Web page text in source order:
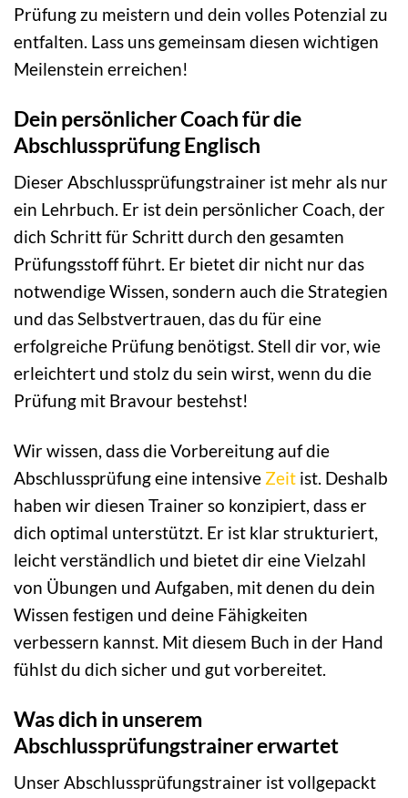
Prüfung zu meistern und dein volles Potenzial zu
entfalten. Lass uns gemeinsam diesen wichtigen
Meilenstein erreichen!
Dein persönlicher Coach für die
Abschlussprüfung Englisch
Dieser Abschlussprüfungstrainer ist mehr als nur
ein Lehrbuch. Er ist dein persönlicher Coach, der
dich Schritt für Schritt durch den gesamten
Prüfungsstoff führt. Er bietet dir nicht nur das
notwendige Wissen, sondern auch die Strategien
und das Selbstvertrauen, das du für eine
erfolgreiche Prüfung benötigst. Stell dir vor, wie
erleichtert und stolz du sein wirst, wenn du die
Prüfung mit Bravour bestehst!
Wir wissen, dass die Vorbereitung auf die
Abschlussprüfung eine intensive Zeit ist. Deshalb
haben wir diesen Trainer so konzipiert, dass er
dich optimal unterstützt. Er ist klar strukturiert,
leicht verständlich und bietet dir eine Vielzahl
von Übungen und Aufgaben, mit denen du dein
Wissen festigen und deine Fähigkeiten
verbessern kannst. Mit diesem Buch in der Hand
fühlst du dich sicher und gut vorbereitet.
Was dich in unserem
Abschlussprüfungstrainer erwartet
Unser Abschlussprüfungstrainer ist vollgepackt